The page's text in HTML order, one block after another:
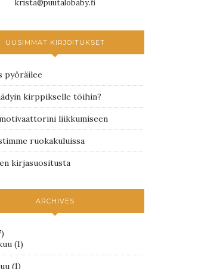
krista@puutalobaby.fi
UUSIMMAT KIRJOITUKSET
pyöräilee
kirppikselle töihin?
liikkumiseen
ruokakuluissa
kirjasuositusta
ARCHIVES
(1)
(1)